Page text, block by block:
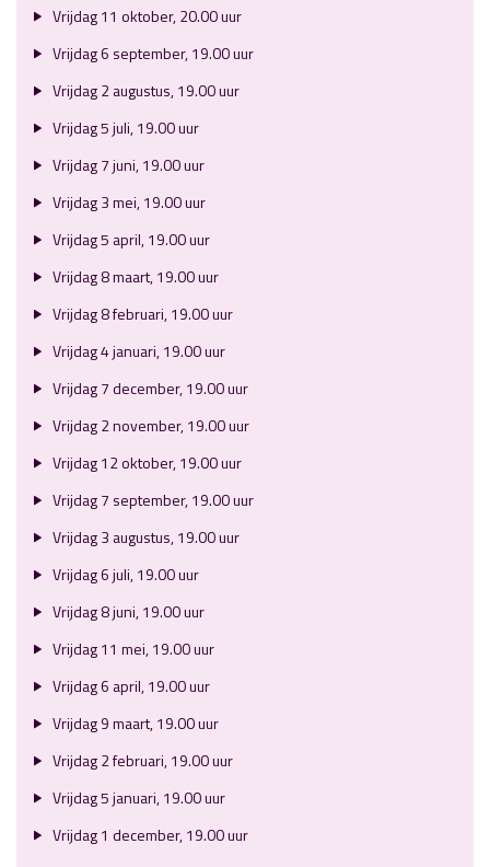
Vrijdag 11 oktober, 20.00 uur
Vrijdag 6 september, 19.00 uur
Vrijdag 2 augustus, 19.00 uur
Vrijdag 5 juli, 19.00 uur
Vrijdag 7 juni, 19.00 uur
Vrijdag 3 mei, 19.00 uur
Vrijdag 5 april, 19.00 uur
Vrijdag 8 maart, 19.00 uur
Vrijdag 8 februari, 19.00 uur
Vrijdag 4 januari, 19.00 uur
Vrijdag 7 december, 19.00 uur
Vrijdag 2 november, 19.00 uur
Vrijdag 12 oktober, 19.00 uur
Vrijdag 7 september, 19.00 uur
Vrijdag 3 augustus, 19.00 uur
Vrijdag 6 juli, 19.00 uur
Vrijdag 8 juni, 19.00 uur
Vrijdag 11 mei, 19.00 uur
Vrijdag 6 april, 19.00 uur
Vrijdag 9 maart, 19.00 uur
Vrijdag 2 februari, 19.00 uur
Vrijdag 5 januari, 19.00 uur
Vrijdag 1 december, 19.00 uur